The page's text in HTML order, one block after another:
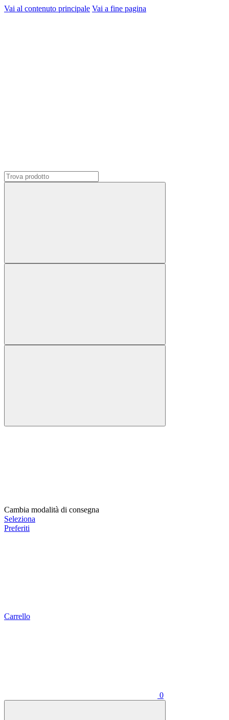
Vai al contenuto principale Vai a fine pagina
Cambia modalità di consegna
Seleziona
Preferiti
Carrello
0